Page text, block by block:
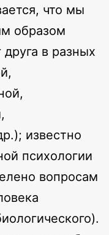
что мы
образом
в разных
известно
психологии
вопросам